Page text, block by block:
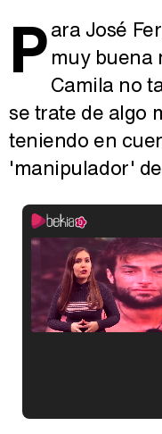
Para José
muy buena
Camila no
se trate de algo
teniendo en
'manipulador'